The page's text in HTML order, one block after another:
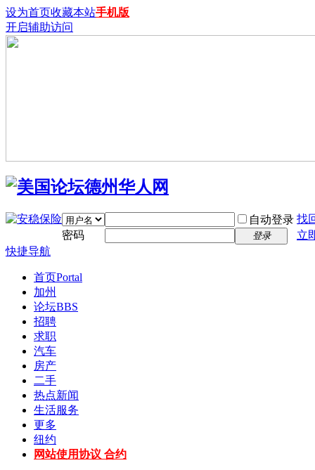
设为首页收藏本站手机版
开启辅助访问
自动登录 找
密码
登录
立
快捷导航
首页Portal
加州
论坛BBS
招聘
求职
汽车
房产
二手
热点新闻
生活服务
更多
纽约
网站使用协议 合约